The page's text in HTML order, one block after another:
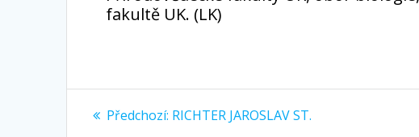
fakultě UK. (LK)
Navigace
Předchozí: Předchozí
RICHTER JAROSLAV ST.